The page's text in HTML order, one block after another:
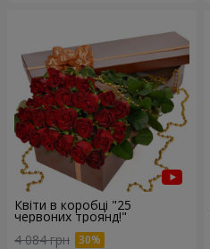
Квіти в коробці "25
червоних троянд!"
4 084 грн